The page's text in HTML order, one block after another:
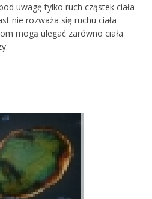
uwagę tylko ruch cząstek ciała
nie rozważa się ruchu ciała
mogą ulegać zarówno ciała